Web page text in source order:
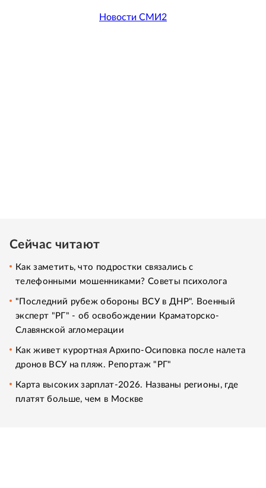
Новости СМИ2
Сейчас читают
Как заметить, что подростки связались с
телефонными мошенниками? Советы психолога
"Последний рубеж обороны ВСУ в ДНР". Военный
эксперт "РГ" - об освобождении Краматорско-
Славянской агломерации
Как живет курортная Архипо-Осиповка после налета
дронов ВСУ на пляж. Репортаж "РГ"
Карта высоких зарплат-2026. Названы регионы, где
платят больше, чем в Москве